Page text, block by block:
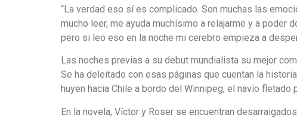
“La verdad eso sí es complicado. Son muchas las
mucho leer, me ayuda muchísimo a relajarme y a poder
pero si leo eso en la noche mi cerebro empieza a
Las noches previas a su debut mundialista su mejor
Se ha deleitado con esas páginas que cuentan la
huyen hacia Chile a bordo del Winnipeg, el navío
En la novela, Víctor y Roser se encuentran